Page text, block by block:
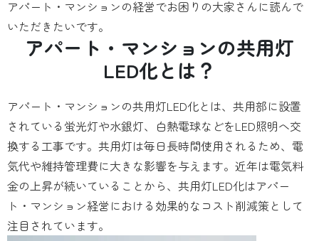
アパート・マンションの経営でお困りの大家さんに読んで
いただきたいです。
アパート・マンションの共用灯
LED化とは？
アパート・マンションの共用灯LED化とは、共用部に設置
されている蛍光灯や水銀灯、白熱電球などをLED照明へ交
換する工事です。共用灯は毎日長時間使用されるため、電
気代や維持管理費に大きな影響を与えます。近年は電気料
金の上昇が続いていることから、共用灯LED化はアパー
ト・マンション経営における効果的なコスト削減策として
注目されています。